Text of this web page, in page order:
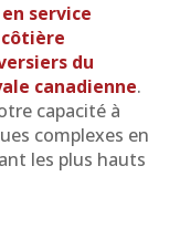
service
du
canadienne.
capacité à
complexes en
les plus hauts